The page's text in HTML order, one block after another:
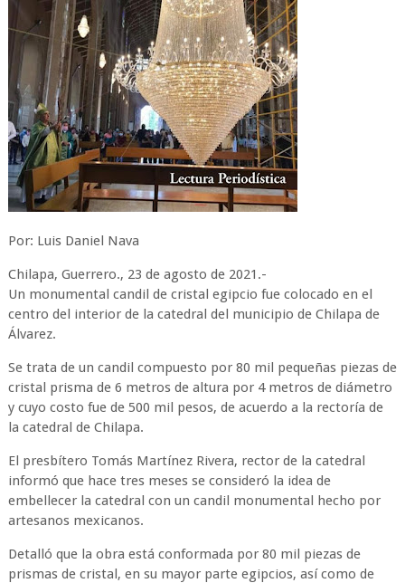
Por: Luis Daniel Nava
Chilapa, Guerrero., 23 de agosto de 2021.-
Un monumental candil de cristal egipcio fue colocado en el
centro del interior de la catedral del municipio de Chilapa de
Álvarez.
Se trata de un candil compuesto por 80 mil pequeñas piezas de
cristal prisma de 6 metros de altura por 4 metros de diámetro
y cuyo costo fue de 500 mil pesos, de acuerdo a la rectoría de
la catedral de Chilapa.
El presbítero Tomás Martínez Rivera, rector de la catedral
informó que hace tres meses se consideró la idea de
embellecer la catedral con un candil monumental hecho por
artesanos mexicanos.
Detalló que la obra está conformada por 80 mil piezas de
prismas de cristal, en su mayor parte egipcios, así como de